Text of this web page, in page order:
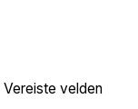
Vereiste velden